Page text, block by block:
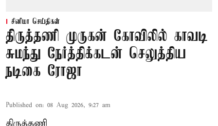
சினிமா செய்திகள்
திருத்தணி முருகன் கோவிலில் காவடி
சுமந்து நேர்த்திக்கடன் செலுத்திய
நடிகை ரோஜா
Published on: 08 Aug 2026, 9:27 am
திருத்தணி